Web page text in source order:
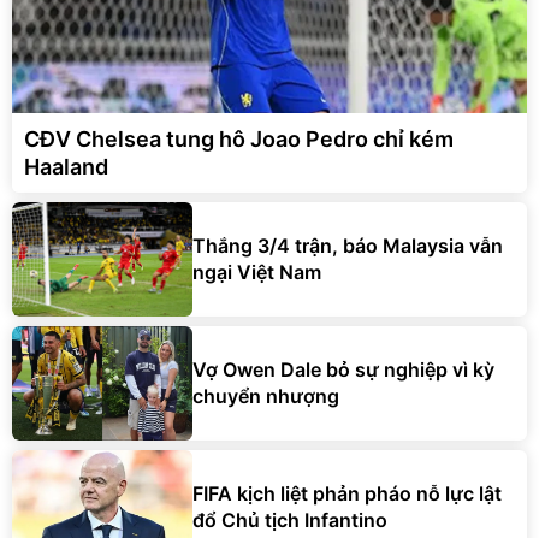
CĐV Chelsea tung hô Joao Pedro chỉ kém
Haaland
Thắng 3/4 trận, báo Malaysia vẫn
ngại Việt Nam
Vợ Owen Dale bỏ sự nghiệp vì kỳ
chuyển nhượng
FIFA kịch liệt phản pháo nỗ lực lật
đổ Chủ tịch Infantino